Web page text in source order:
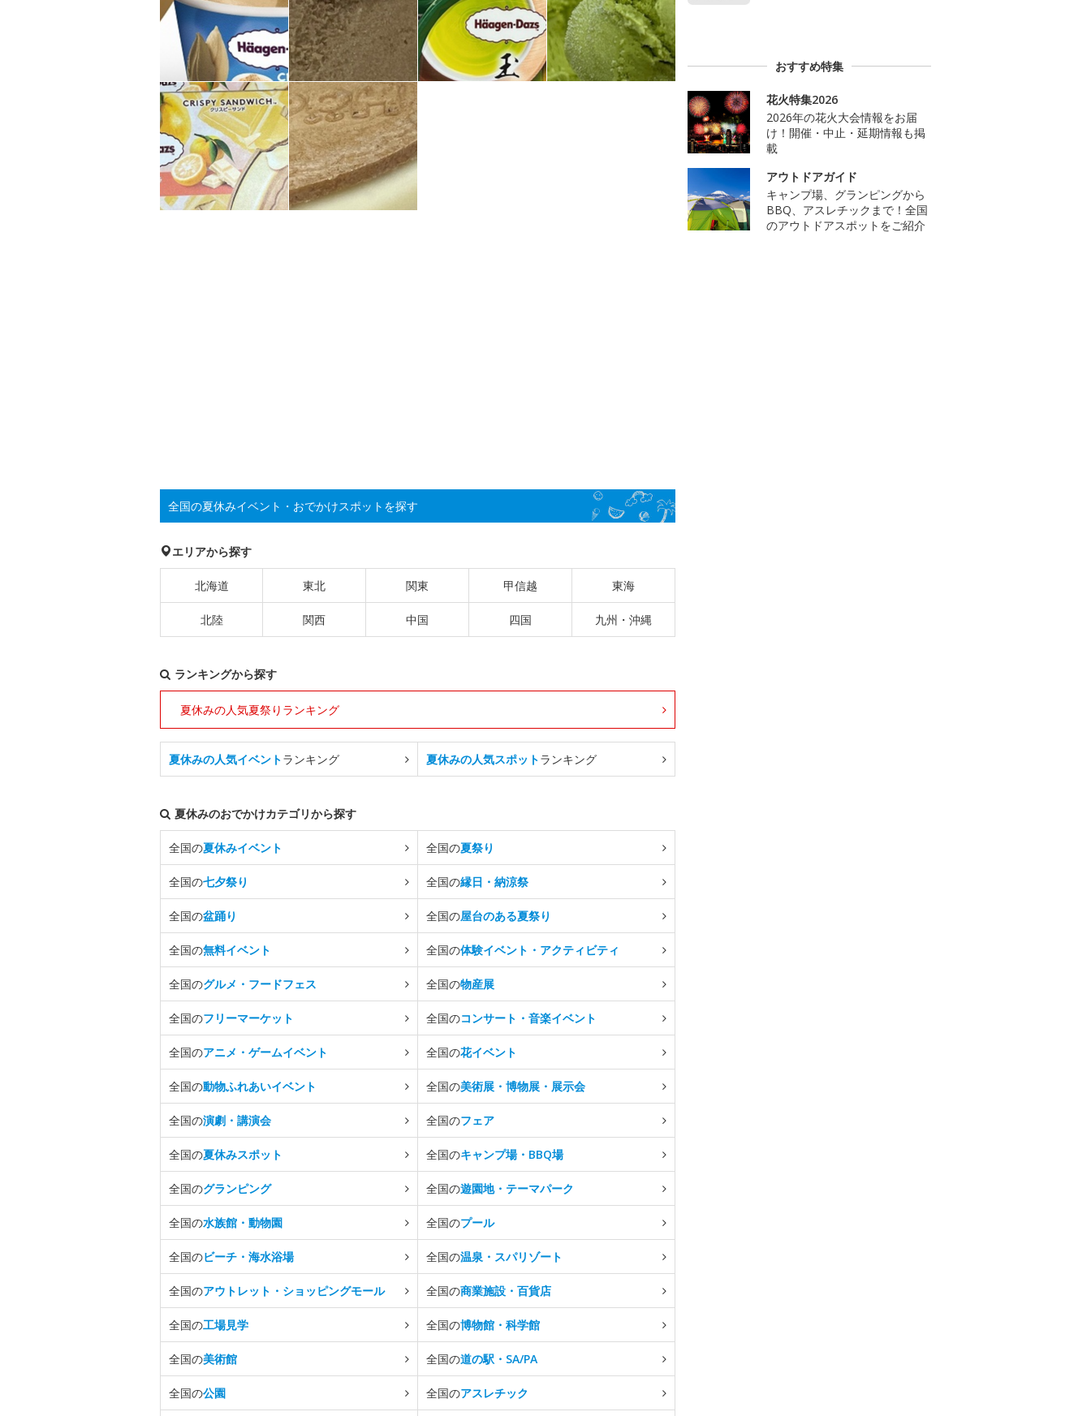
全国の夏休みイベント・おでかけスポットを探す
エリアから探す
北海道 東北 関東 甲信越 東海
北陸 関西 中国 四国 九州・沖縄
ランキングから探す
夏休みの人気夏祭りランキング
夏休みの人気イベントランキング 夏休みの人気スポットランキング
夏休みのおでかけカテゴリから探す
全国の夏休みイベント 全国の夏祭り
全国の七夕祭り 全国の縁日・納涼祭
全国の盆踊り 全国の屋台のある夏祭り
全国の無料イベント 全国の体験イベント・アクティビティ
全国のグルメ・フードフェス 全国の物産展
全国のフリーマーケット 全国のコンサート・音楽イベント
全国のアニメ・ゲームイベント 全国の花イベント
全国の動物ふれあいイベント 全国の美術展・博物展・展示会
全国の演劇・講演会 全国のフェア
全国の夏休みスポット 全国のキャンプ場・BBQ場
全国のグランピング 全国の遊園地・テーマパーク
全国の水族館・動物園 全国のプール
全国のビーチ・海水浴場 全国の温泉・スパリゾート
全国のアウトレット・ショッピングモール 全国の商業施設・百貨店
全国の工場見学 全国の博物館・科学館
全国の美術館 全国の道の駅・SA/PA
全国の公園 全国のアスレチック
おすすめ特集
花火特集2026
2026年の花火大会情報をお届
け！開催・中止・延期情報も掲
載
アウトドアガイド
キャンプ場、グランピングから
BBQ、アスレチックまで！全国
のアウトドアスポットをご紹介